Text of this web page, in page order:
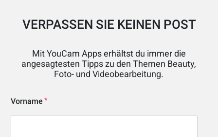
VERPASSEN SIE KEINEN POST
Mit YouCam Apps erhältst du immer die
angesagtesten Tipps zu den Themen Beauty,
Foto- und Videobearbeitung.
Vorname